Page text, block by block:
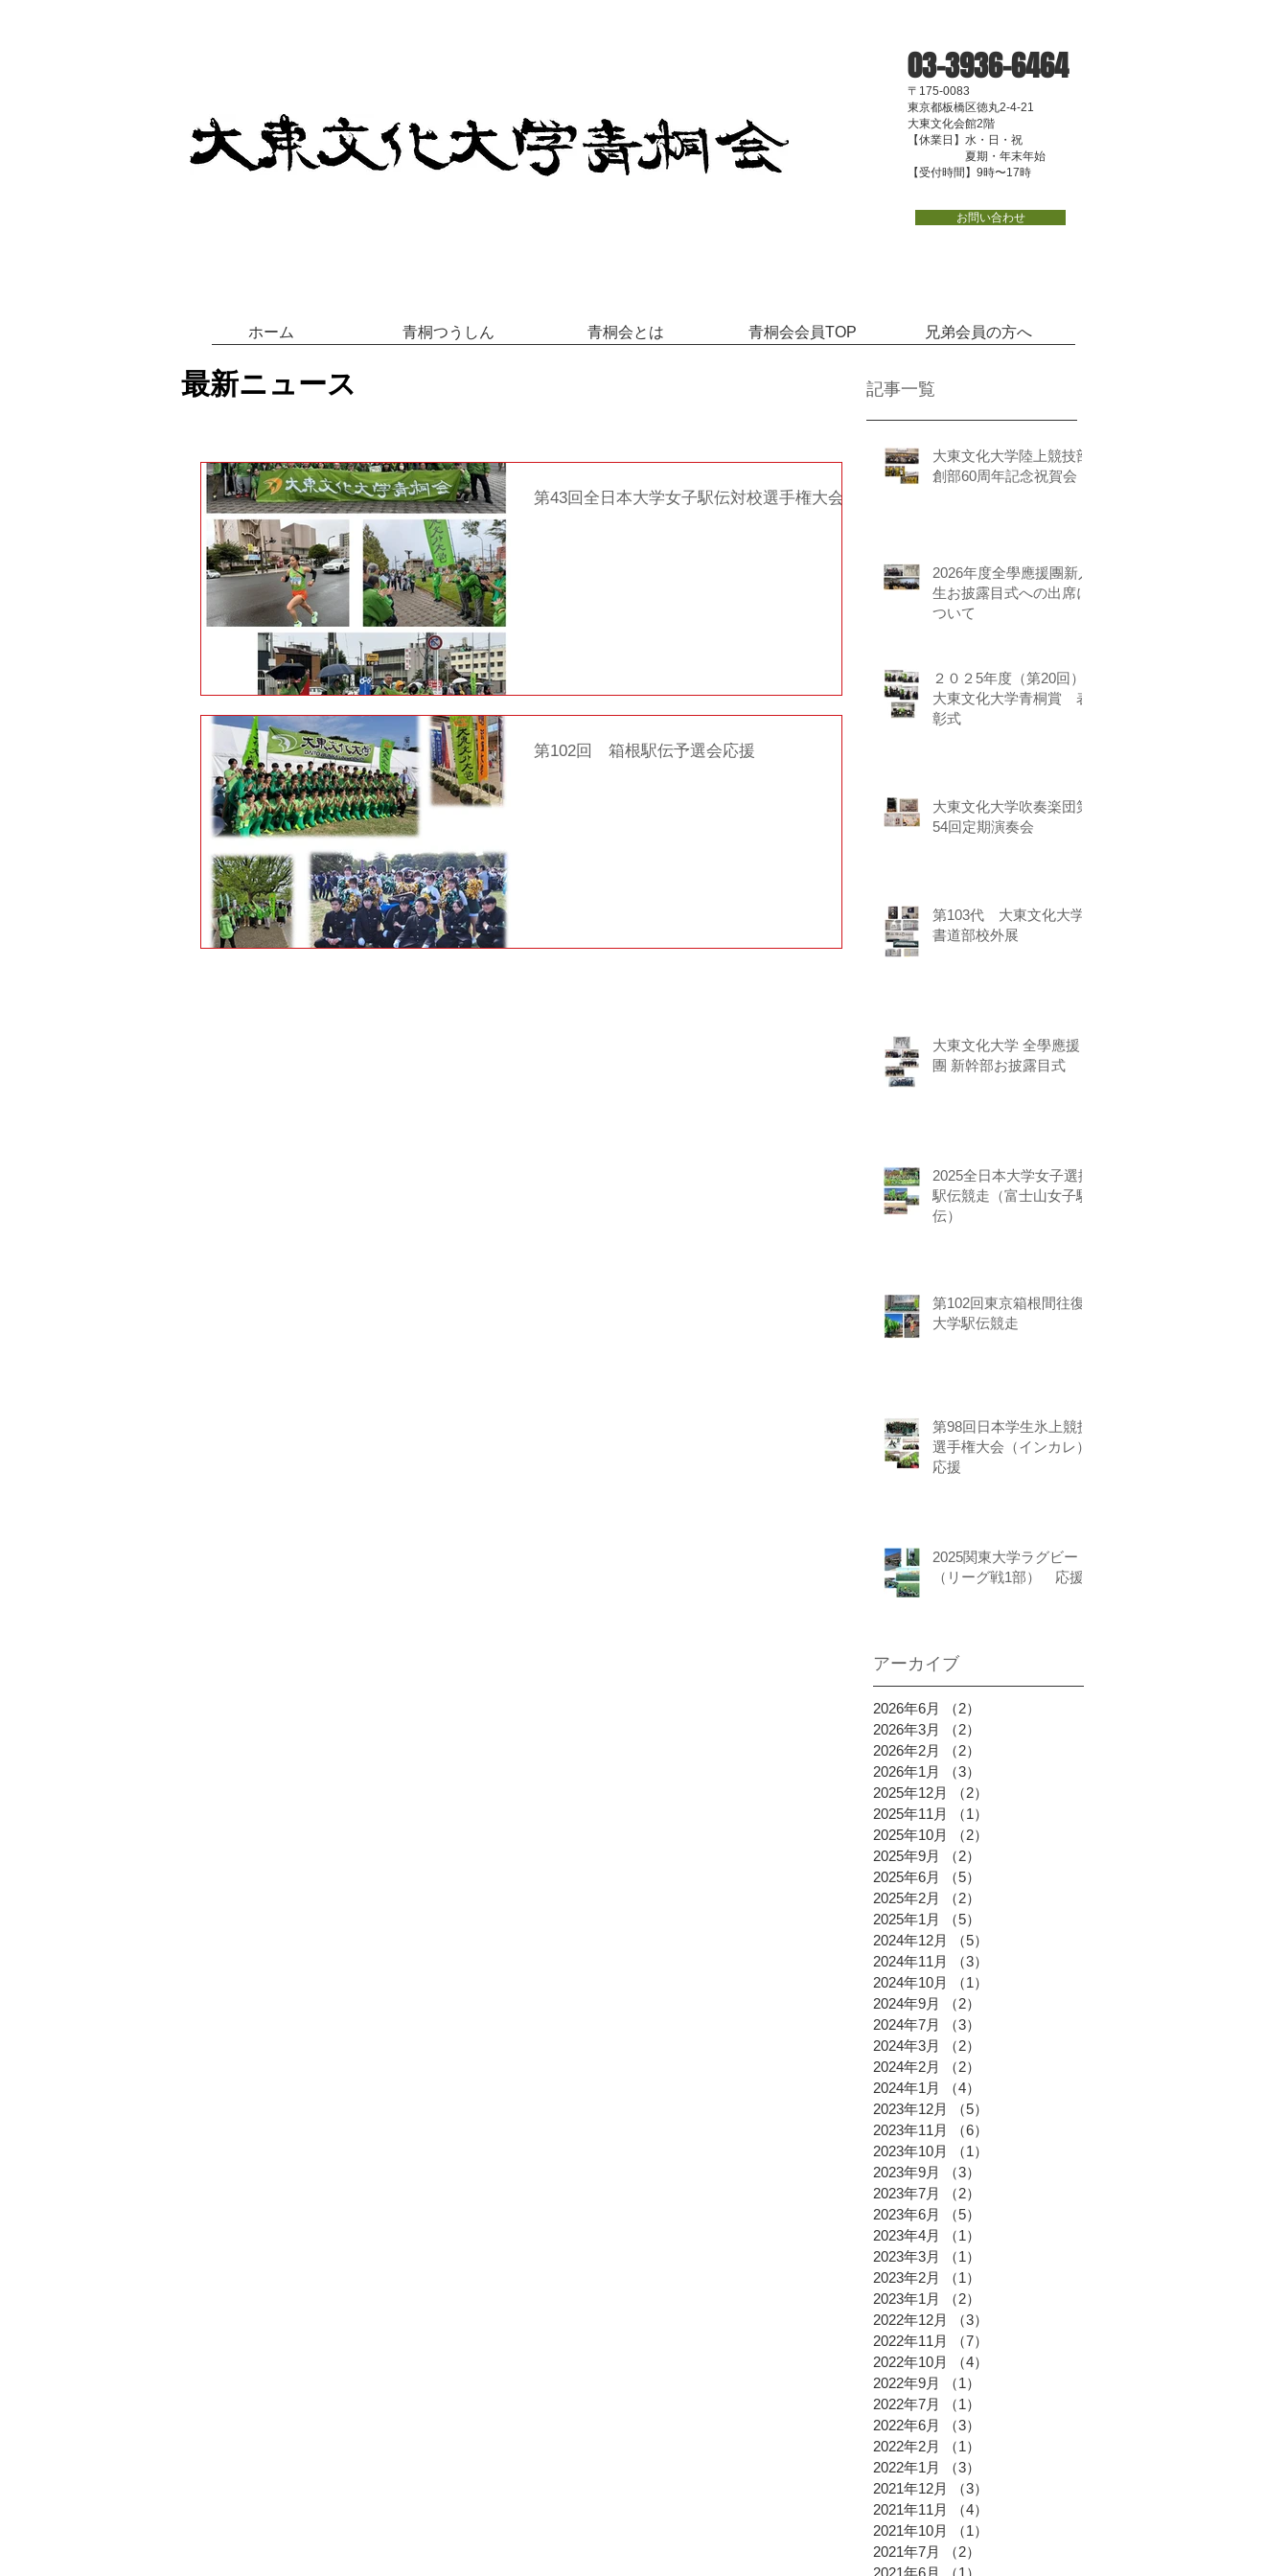
〒175-0083
東京都板橋区徳丸2-4-21
大東文化会館2階
【休業日】水・日・祝
夏期・年末年始
【受付時間】9時〜17時
03-3936-6464
お問い合わせ
ホーム 青桐つうしん 青桐会とは 青桐会会員TOP 兄弟会員の方へ
最新ニュース 記事一覧
第43回全日本大学女子駅伝対校選手権大会
第102回 箱根駅伝予選会応援
大東文化大学陸上競技部
創部60周年記念祝賀会
2026年度全學應援團新入
生お披露目式への出席に
ついて
２０２5年度（第20回）
大東文化大学青桐賞 表
彰式
大東文化大学吹奏楽団第
54回定期演奏会
第103代 大東文化大学
書道部校外展
大東文化大学 全學應援
團 新幹部お披露目式
2025全日本大学女子選抜
駅伝競走（富士山女子駅
伝）
第102回東京箱根間往復
大学駅伝競走
第98回日本学生氷上競技
選手権大会（インカレ）
応援
2025関東大学ラグビー
（リーグ戦1部） 応援
アーカイブ
2026年6月 （2）
2026年3月
（2）
2026年2月
（2）
2026年1月
（3）
2025年12月
（2）
2025年11月
（1）
2025年10月
（2）
2025年9月
（2）
2025年6月
（5）
2025年2月
（2）
2025年1月
（5）
2024年12月
（5）
2024年11月
（3）
2024年10月
（1）
2024年9月
（2）
2024年7月
（3）
2024年3月
（2）
2024年2月
（2）
2024年1月
（4）
2023年12月
（5）
2023年11月
（6）
2023年10月
（1）
2023年9月
（3）
2023年7月
（2）
2023年6月
（5）
2023年4月
（1）
2023年3月
（1）
2023年2月
（1）
2023年1月
（2）
2022年12月
（3）
2022年11月
（7）
2022年10月
（4）
2022年9月
（1）
2022年7月
（1）
2022年6月
（3）
2022年2月
（1）
2022年1月
（3）
2021年12月
（3）
2021年11月
（4）
2021年10月
（1）
2021年7月
（2）
2021年6月
（1）